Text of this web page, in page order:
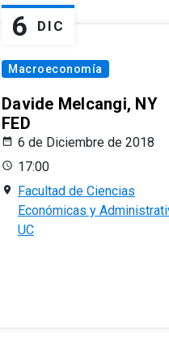
6 DIC
Macroeconomía
Davide Melcangi, NY
FED
6 de Diciembre de 2018
17:00
Facultad de Ciencias
Económicas y
UC